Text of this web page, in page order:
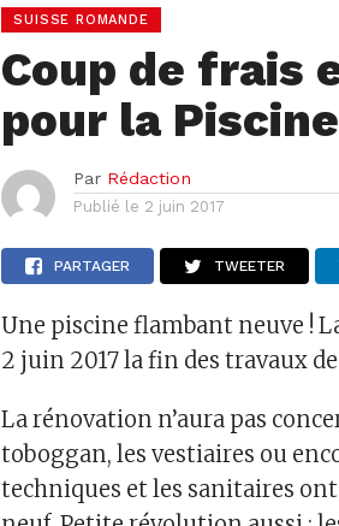
SUISSE ROMANDE
Coup de frais
pour la
Par Rédaction
Publié le 2 juin 2017
PARTAGER TWEETER
Une piscine flambant neuve !
2 juin 2017 la fin des travaux de
La rénovation n’aura pas
toboggan, les vestiaires ou
techniques et les sanitaires